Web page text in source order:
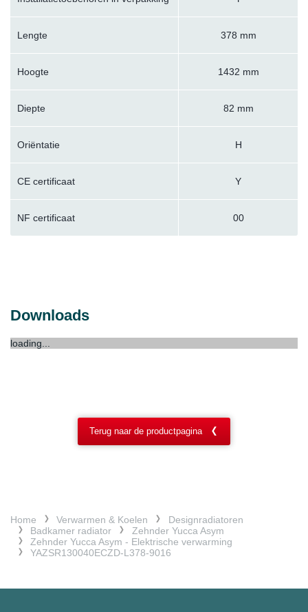
Lengte 378 mm
Hoogte 1432 mm
Diepte 82 mm
Oriëntatie H
CE certificaat Y
NF certificaat 00
Downloads
loading...
Terug naar de productpagina
Home Verwarmen & Koelen
Designradiatoren
Badkamer radiator
Zehnder Yucca Asym
Zehnder Yucca Asym - Elektrische verwarming
YAZSR130040ECZD-L378-9016